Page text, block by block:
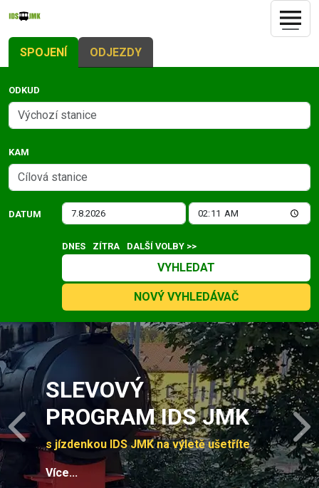
SPOJENÍ ODJEZDY
ODKUD
KAM
DATUM
DNES ZÍTRA DALŠÍ VOLBY >>
VYHLEDAT
NOVÝ VYHLEDÁVAČ
Slide 1 of 4
SLEVOVÝ
PROGRAM IDS JMK
s jízdenkou IDS JMK na výletě ušetříte
Více...
Previous